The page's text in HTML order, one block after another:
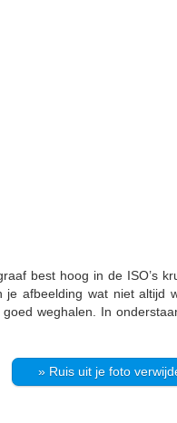
best hoog in de ISO’s
je afbeelding wat niet altijd
weghalen. In
» Ruis uit je foto